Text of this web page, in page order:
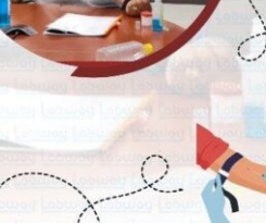
भारतीय जनता पार्टी रतलाम जिले में नई
जिम्मेदारियों का ऐलान, भाजपा मे मीडिया प्रभारी
व सहप्रभारी की नियुक्ति